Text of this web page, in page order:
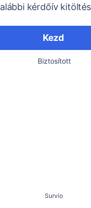
alábbi kérdőív
Kezd
Biztosított
Survio